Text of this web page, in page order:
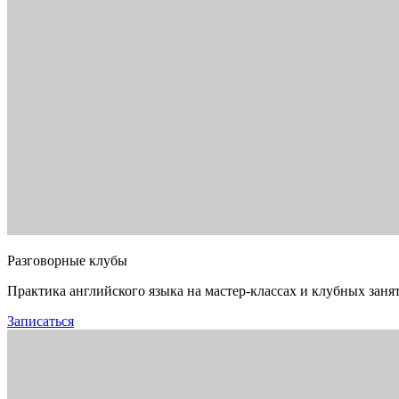
Разговорные клубы
Практика английского языка на мастер-классах и клубных
Записаться